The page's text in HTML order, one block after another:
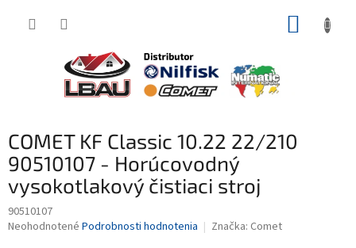
COMET KF Classic 10.22 22/210
90510107 - Horúcovodný
vysokotlakový čistiaci stroj
90510107
Priemerné
Neohodnotené Podrobnosti hodnotenia Značka: Comet